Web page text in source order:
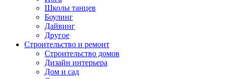
Школы танцев
Боулинг
Дайвинг
Другое
Строительство и ремонт
Строительство домов
Дизайн интерьера
Дом и сад